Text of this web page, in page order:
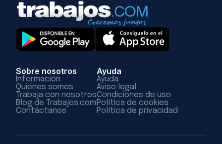
Sobre nosotros
Información
Quiénes somos
Trabaja con nosotros
Blog de Trabajos.com
Contáctanos
Ayuda
Ayuda
Aviso legal
Condiciones de uso
Política de cookies
Política de privacidad